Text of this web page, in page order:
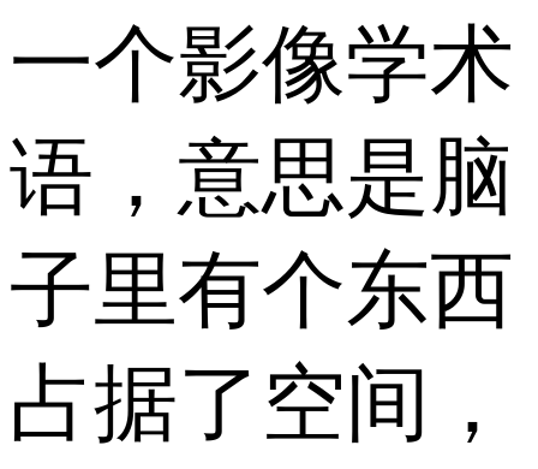
一个影像学术
语，意思是脑
子里有个东西
占据了空间，